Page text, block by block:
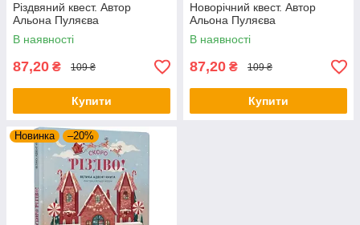
Різдвяний квест. Автор
Альона Пуляєва
В наявності
87,20 ₴ 109 ₴
Купити
Новорічний квест. Автор
Альона Пуляєва
В наявності
87,20 ₴ 109 ₴
Купити
Новинка –20%